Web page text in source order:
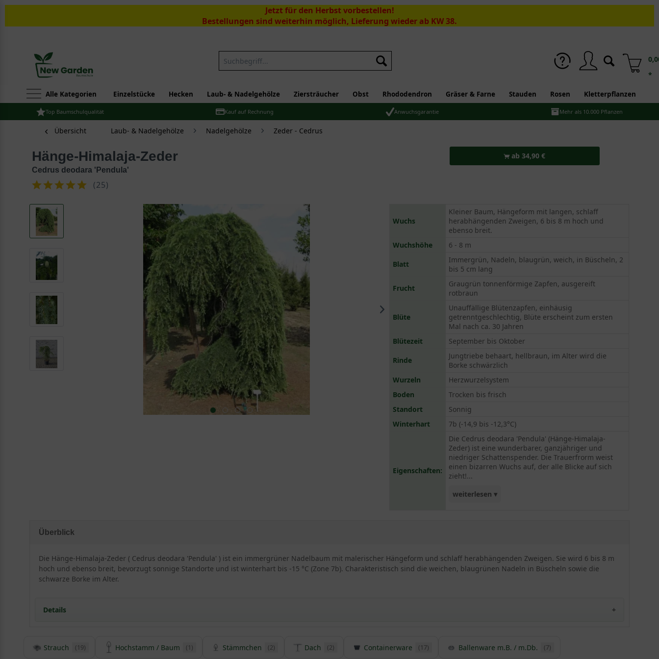
Jetzt für den Herbst vorbestellen!
Bestellungen sind weiterhin möglich, Lieferung wieder ab KW 38.
Suchen
*
Alle Kategorien Einzelstücke Hecken Laub- & Nadelgehölze Ziersträucher Obst Rhododendron Gräser & Farne Stauden Rosen Kletterpflanzen
Top Baumschulqualität Kauf auf Rechnung Anwuchsgarantie Mehr als 10.000 Pflanzen
Übersicht Laub- & Nadelgehölze Nadelgehölze Zeder - Cedrus
Hänge-Himalaja-Zeder
Cedrus deodara 'Pendula'
(25)
ab 34,90 €
Wuchs
Kleiner Baum, Hängeform mit langen, schlaff
herabhängenden Zweigen, 6 bis 8 m hoch und
ebenso breit.
Wuchshöhe
6 - 8 m
Blatt
Immergrün, Nadeln, blaugrün, weich, in Büscheln, 2
bis 5 cm lang
Frucht
Graugrün tonnenförmige Zapfen, ausgereift
rotbraun
Blüte
Unauffällige Blütenzapfen, einhäusig
getrenntgeschlechtig, Blüte erscheint zum ersten
Mal nach ca. 30 Jahren
Blütezeit
September bis Oktober
Rinde
Jungtriebe behaart, hellbraun, im Alter wird die
Borke schwärzlich
Wurzeln
Herzwurzelsystem
Boden
Trocken bis frisch
Standort
Sonnig
Winterhart
7b (-14,9 bis -12,3°C)
Eigenschaften:
Die Cedrus deodara 'Pendula' (Hänge-Himalaja-
Zeder) ist eine wunderbarer, ganzjähriger und
niedriger Schattenspender. Die Trauerfrorm weist
einen bizarren Wuchs auf, der alle Blicke auf sich
zieht!...
weiterlesen ▾
Überblick
Die Hänge-Himalaja-Zeder ( Cedrus deodara 'Pendula' ) ist ein immergrüner Nadelbaum mit malerischer Hängeform und schlaff herabhängenden Zweigen. Sie wird 6 bis 8 m
hoch und ebenso breit, bevorzugt sonnige Standorte und ist winterhart bis -15 °C (Zone 7b). Charakteristisch sind die weichen, blaugrünen Nadeln in Büscheln sowie die
schwarze Borke im Alter.
Details
Die Himalaya-Zeder stammt aus der Natur Asiens
Strauch (19) Hochstamm / Baum (1) Stämmchen (2) Dach (2) Containerware (17) Ballenware m.B. / m.Db. (7)